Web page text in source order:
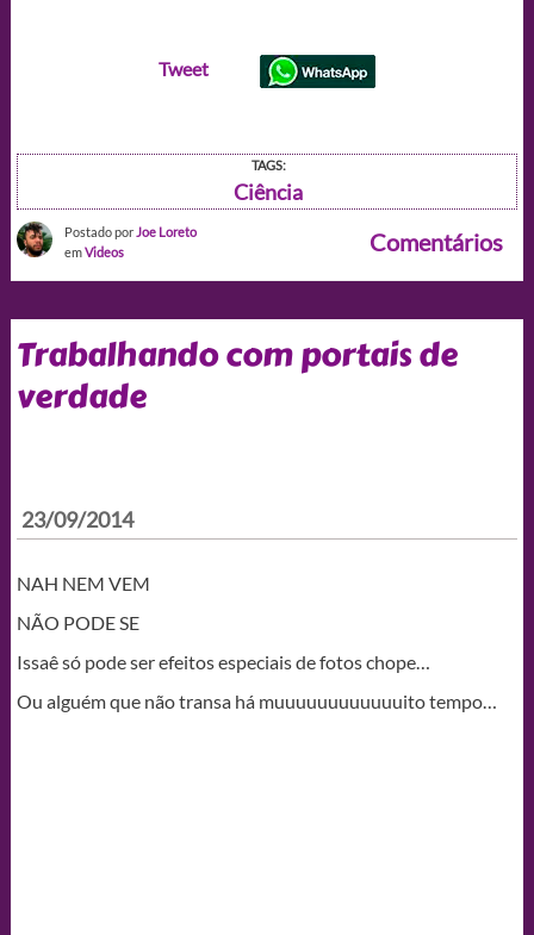
Tweet
TAGS:
Ciência
Postado por Joe Loreto
emVideos Comentários
Trabalhando com portais de
verdade
23/09/2014
NAH NEM VEM
NÃO PODE SE
Issaê só pode ser efeitos especiais de fotos chope…
Ou alguém que não transa há muuuuuuuuuuuuito tempo…